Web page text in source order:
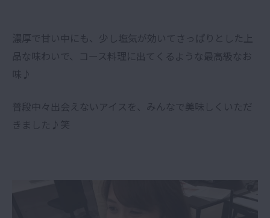
濃厚で甘い中にも、少し塩気が効いてさっぱりとした上
品な味わいで、コース料理に出てくるような最高級なお
味♪
普段中々出会えないアイスを、みんなで美味しくいただ
きました♪笑